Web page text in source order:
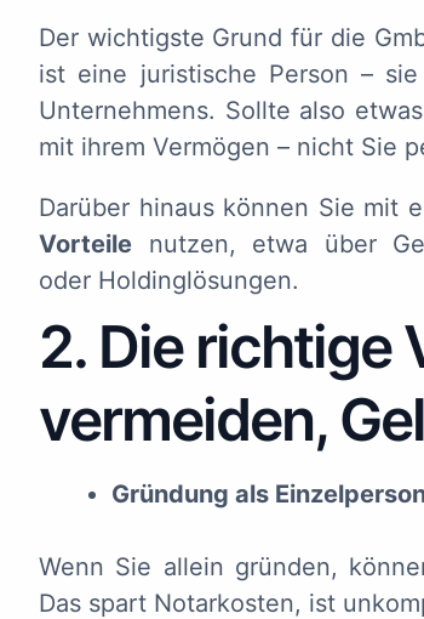
Der wichtigste Grund für die
ist eine juristische Person –
Unternehmens. Sollte also
mit ihrem Vermögen – nicht Sie
Darüber hinaus können Sie mit
Vorteile nutzen, etwa über
oder Holdinglösungen.
2. Die richtige
vermeiden,
Gründung als
Wenn Sie allein gründen,
Das spart Notarkosten, ist